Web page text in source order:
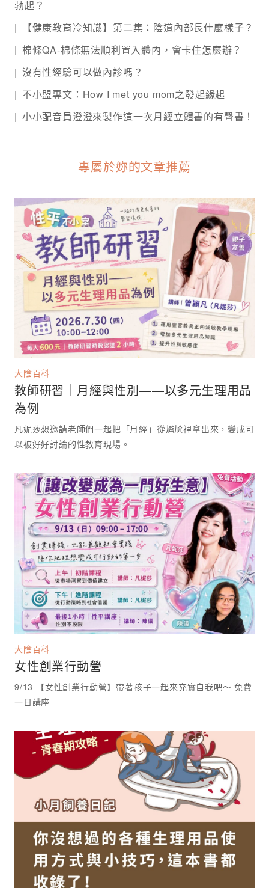
勃起？
【健康教育冷知識】第二集：陰道內部長什麼樣子？
棉條QA-棉條無法順利置入體內，會卡住怎麼辦？
沒有性經驗可以做內診嗎？
不小盟專文：How I met you mom之發起緣起
小小配音員澄澄來製作這一次月經立體書的有聲書！
專屬於妳的文章推薦
大陰百科
教師研習｜月經與性別——以多元生理用品
為例
凡妮莎想邀請老師們一起把「月經」從尷尬裡拿出來，變成可
大陰百科
女性創業行動營
9/13 【女性創業行動營】帶著孩子一起來充實自我吧～ 免費